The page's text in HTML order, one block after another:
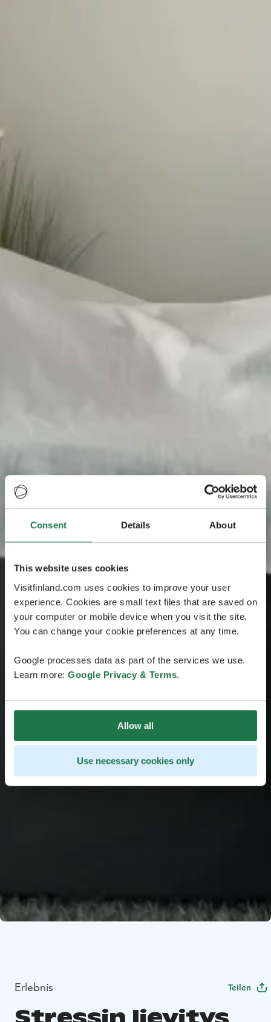
Consent Details About
This website uses cookies
Visitfinland.com uses cookies to improve your user
experience. Cookies are small text files that are saved on
your computer or mobile device when you visit the site.
You can change your cookie preferences at any time.
Google processes data as part of the services we use.
Learn more: Google Privacy & Terms.
Allow all
Use necessary cookies only
Erlebnis Teilen